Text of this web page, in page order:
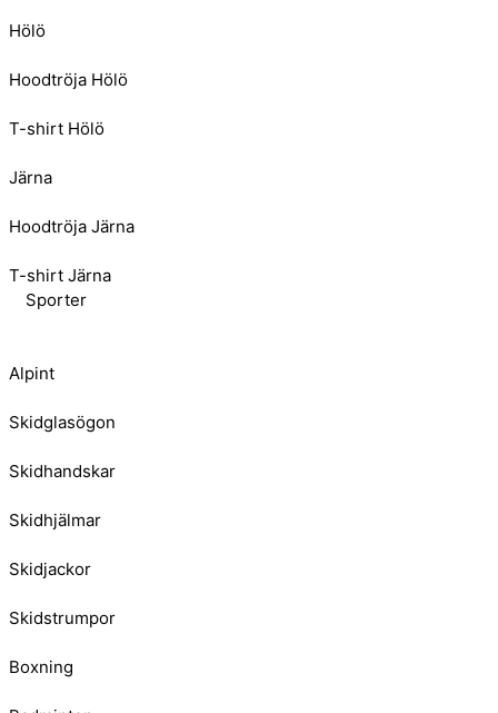
Hölö
Hoodtröja Hölö
T-shirt Hölö
Järna
Hoodtröja Järna
T-shirt Järna
Sporter
Alpint
Skidglasögon
Skidhandskar
Skidhjälmar
Skidjackor
Skidstrumpor
Boxning